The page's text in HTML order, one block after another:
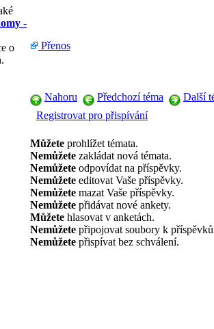
-
o
Přenos
Nahoru Předchozí téma
Další
Registrovat pro přispívání
Můžete prohlížet témata.
Nemůžete zakládat nová témata.
Nemůžete odpovídat na příspěvky.
Nemůžete editovat Vaše příspěvky.
Nemůžete mazat Vaše příspěvky.
Nemůžete přidávat nové ankety.
Můžete hlasovat v anketách.
Nemůžete připojovat soubory k
Nemůžete přispívat bez schválení.